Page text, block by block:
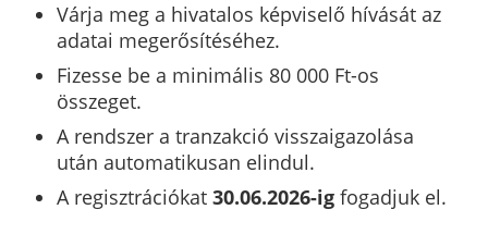
Várja meg a hivatalos képviselő hívását az
adatai megerősítéséhez.
Fizesse be a minimális 80 000 Ft-os
összeget.
A rendszer a tranzakció visszaigazolása
után automatikusan elindul.
A regisztrációkat30.06.2026-igfogadjuk el.